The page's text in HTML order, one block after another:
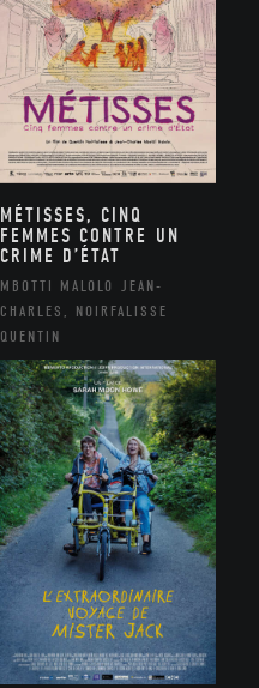
MÉTISSES, CINQ
FEMMES CONTRE UN
CRIME D’ÉTAT
MBOTTI MALOLO JEAN-
CHARLES, NOIRFALISSE
QUENTIN